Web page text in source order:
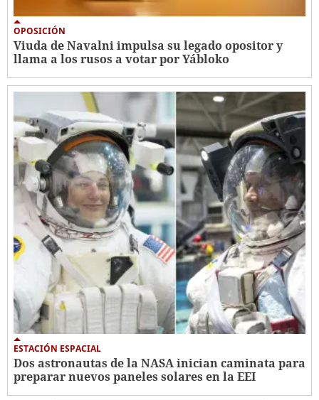
OPOSICIÓN
Viuda de Navalni impulsa su legado opositor y
llama a los rusos a votar por Yábloko
ESTACIÓN ESPACIAL
Dos astronautas de la NASA inician caminata para
preparar nuevos paneles solares en la EEI